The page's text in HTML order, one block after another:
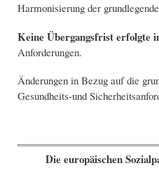
Harmonisierung der
Keine Übergangsfrist erfolgte
Anforderungen.
Änderungen in Bezug auf die
Gesundheits-und
Die europäischen